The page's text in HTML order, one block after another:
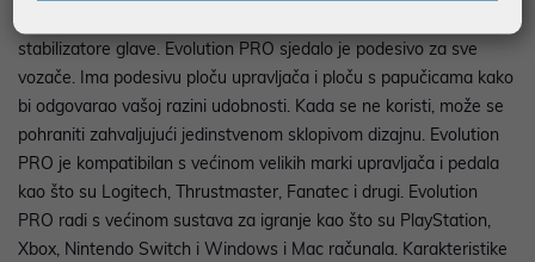
stabilizatore glave. Evolution PRO sjedalo je podesivo za sve
vozače. Ima podesivu ploču upravljača i ploču s papučicama kako
bi odgovarao vašoj razini udobnosti. Kada se ne koristi, može se
pohraniti zahvaljujući jedinstvenom sklopivom dizajnu. Evolution
PRO je kompatibilan s većinom velikih marki upravljača i pedala
kao što su Logitech, Thrustmaster, Fanatec i drugi. Evolution
PRO radi s većinom sustava za igranje kao što su PlayStation,
Xbox, Nintendo Switch i Windows i Mac računala. Karakteristike